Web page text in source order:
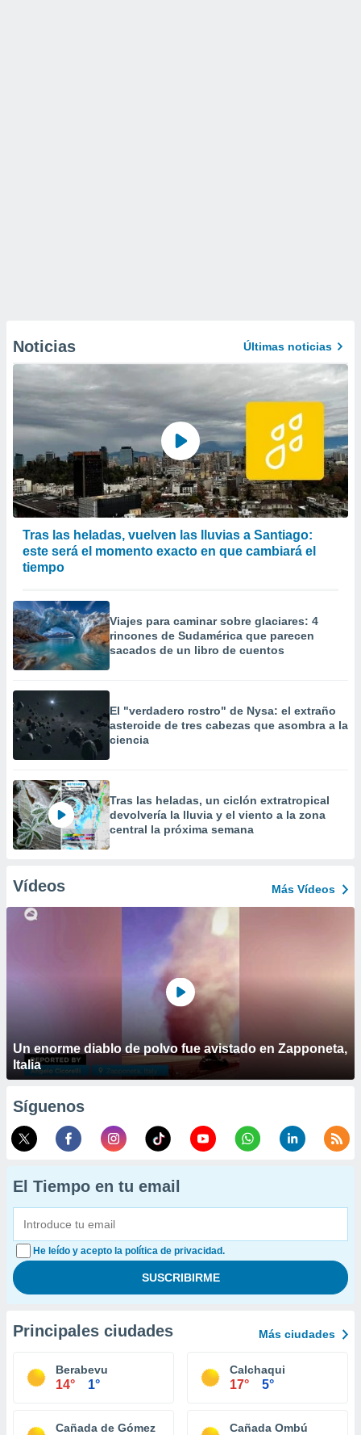
Noticias Últimas noticias
Tras las heladas, vuelven las lluvias a Santiago:
este será el momento exacto en que cambiará el
tiempo
Viajes para caminar sobre glaciares: 4
rincones de Sudamérica que parecen
sacados de un libro de cuentos
El "verdadero rostro" de Nysa: el extraño
asteroide de tres cabezas que asombra a la
ciencia
Tras las heladas, un ciclón extratropical
devolvería la lluvia y el viento a la zona
central la próxima semana
Vídeos Más Vídeos
Un enorme diablo de polvo fue avistado en Zapponeta,
Italia
Síguenos
El Tiempo en tu email
He leído y acepto la política de privacidad.
Principales ciudades Más ciudades
Berabevu
14° 1°
Calchaqui
17° 5°
Cañada de Gómez Cañada Ombú